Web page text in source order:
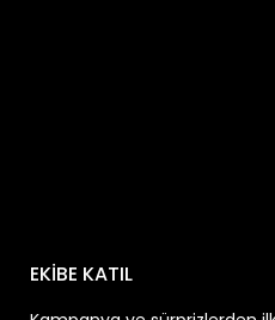
EKİBE KATIL